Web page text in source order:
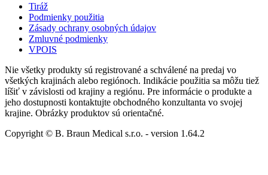
Tiráž
Podmienky použitia
Zásady ochrany osobných údajov
Zmluvné podmienky
VPOIS
Nie všetky produkty sú registrované a schválené na predaj vo
všetkých krajinách alebo regiónoch. Indikácie použitia sa môžu tiež
líšiť v závislosti od krajiny a regiónu. Pre informácie o produkte a
jeho dostupnosti kontaktujte obchodného konzultanta vo svojej
krajine. Obrázky produktov sú orientačné.
Copyright © B. Braun Medical s.r.o. - version 1.64.2